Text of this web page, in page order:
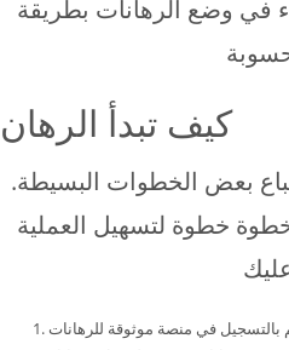
في وضع الرهانات بطريقة
كيف تبدأ الرهان
بعض الخطوات البسيطة.
خطوة لتسهيل العملية